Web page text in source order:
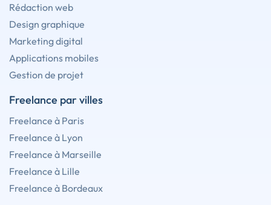
Rédaction web
Design graphique
Marketing digital
Applications mobiles
Gestion de projet
Freelance par villes
Freelance à Paris
Freelance à Lyon
Freelance à Marseille
Freelance à Lille
Freelance à Bordeaux